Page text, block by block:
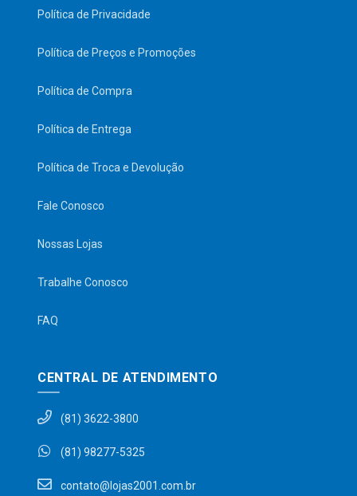
Política de Privacidade
Política de Preços e Promoções
Política de Compra
Política de Entrega
Política de Troca e Devolução
Fale Conosco
Nossas Lojas
Trabalhe Conosco
FAQ
CENTRAL DE ATENDIMENTO
(81) 3622-3800
(81) 98277-5325
contato@lojas2001.com.br